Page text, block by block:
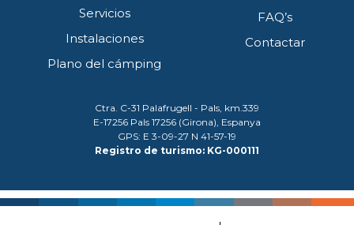
Servicios
Instalaciones
Plano del cámping
FAQ’s
Contactar
Ctra. C-31 Palafrugell - Pals, km.339
E-17256 Pals 17256 (Girona), Espanya
GPS: E 3-09-27 N 41-57-19
Registro de turismo: KG-000111